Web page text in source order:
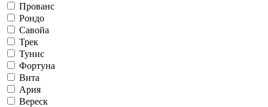
Прованс
Рондо
Савойа
Трек
Тунис
Фортуна
Вита
Ария
Вереск